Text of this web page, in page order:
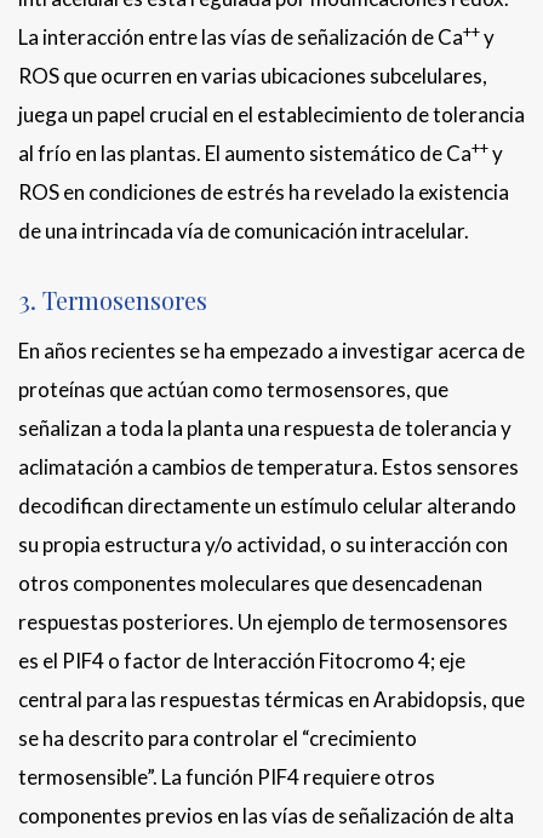
La interacción entre las vías de señalización de Ca++y
ROS que ocurren en varias ubicaciones subcelulares,
juega un papel crucial en el establecimiento de tolerancia
al frío en las plantas. El aumento sistemático de Ca++y
ROS en condiciones de estrés ha revelado la existencia
de una intrincada vía de comunicación intracelular.
3. Termosensores
En años recientes se ha empezado a investigar acerca de
proteínas que actúan como termosensores, que
señalizan a toda la planta una respuesta de tolerancia y
aclimatación a cambios de temperatura. Estos sensores
decodifican directamente un estímulo celular alterando
su propia estructura y/o actividad, o su interacción con
otros componentes moleculares que desencadenan
respuestas posteriores. Un ejemplo de termosensores
es el PIF4 o factor de Interacción Fitocromo 4; eje
central para las respuestas térmicas en Arabidopsis, que
se ha descrito para controlar el “crecimiento
termosensible”. La función PIF4 requiere otros
componentes previos en las vías de señalización de alta